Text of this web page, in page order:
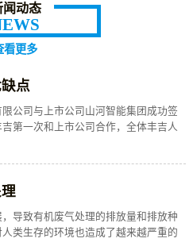
闻动态
看更多
点
公司与上市公司山河智能集团成功签
第一次和上市公司合作，全体丰吉人
导致有机废气处理的排放量和排放种
类生存的环境也造成了越来越严重的